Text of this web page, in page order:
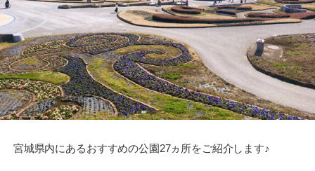
宮城県内にあるおすすめの公園27ヵ所をご紹介します♪